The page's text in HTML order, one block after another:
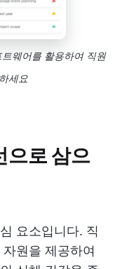
웨어를 활용하여 직원
세요
으로 삼으
요소입니다. 직
원을 제공하여